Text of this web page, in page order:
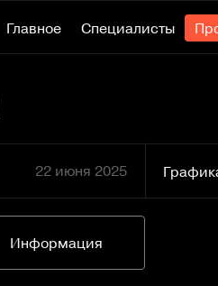
Главное Специалисты
22 июня 2025
Информация